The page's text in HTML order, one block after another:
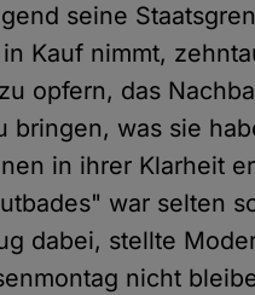
seine
Kauf nimmt,
opfern, das
bringen, was sie
in ihrer Klarheit
war selten
dabei, stellte
nicht